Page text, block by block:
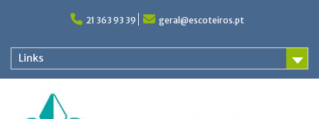
21 363 93 39 geral@escoteiros.pt
Links